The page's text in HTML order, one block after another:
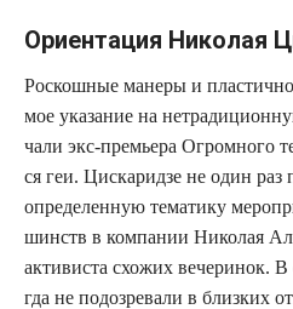
Ориентация Николая
Рос­кош­ные мане­ры и
мое ука­за­ние на
ча­ли экс-пре­мье­ра Огром­но­го
ся геи. Цис­ка­рид­зе не один
опре­де­лен­ную тема­ти­ку
шинств в ком­па­нии Нико­лая
акти­ви­ста схо­жих вече­ри­нок.
гда не подо­зре­ва­ли в близ­ких